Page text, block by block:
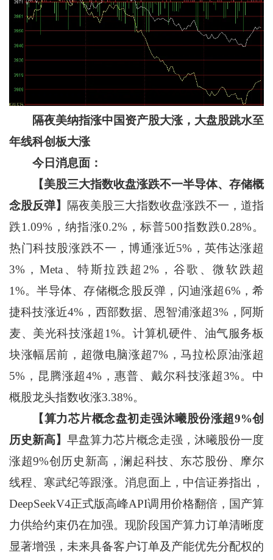
隔夜美纳指涨中国资产股大涨，大盘股跳水至
年线科创板大涨
今日消息面：
【美股三大指数收盘涨跌不一半导体、存储概
念股反弹】 隔夜美股三大指数收盘涨跌不一，道指
跌1.09%，纳指涨0.2%，标普500指数跌0.28%。
热门科技股涨跌不一，博通涨近5%，英伟达涨超
3%，Meta、特斯拉跌超2%，谷歌、微软跌超
1%。半导体、存储概念股反弹，闪迪涨超6%，希
捷科技涨近4%，西部数据、恩智浦涨超3%，阿斯
麦、美光科技涨超1%。计算机硬件、油气服务板
块涨幅居前，超微电脑涨超7%，马拉松原油涨超
5%，昆腾涨超4%，惠普、戴尔科技涨超3%。中
概股龙头指数收涨3.38%。
【算力芯片概念盘初走强沐曦股份涨超9%创
历史新高】 早盘算力芯片概念走强，沐曦股份一度
涨超9%创历史新高，澜起科技、东芯股份、摩尔
线程、寒武纪等跟涨。消息面上，中信证券指出，
DeepSeekV4正式版高峰API调用价格翻倍，国产算
力供给约束仍在加强。现阶段国产算力订单清晰度
显著增强，未来具备客户订单及产能优先分配权的